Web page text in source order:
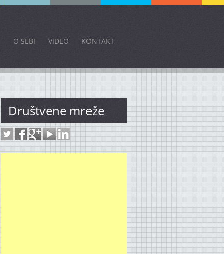
O SEBI VIDEO KONTAKT
Društvene mreže